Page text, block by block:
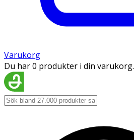
Varukorg
Du har 0 produkter i din varukorg.